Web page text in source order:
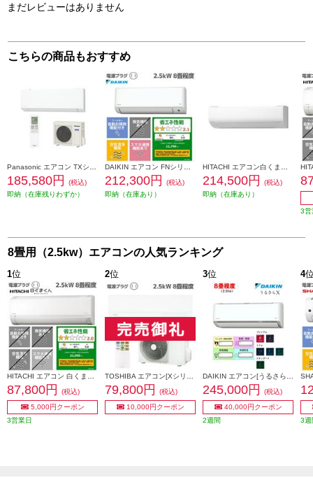
まだレビューはありません
こちらの商品もおすすめ
185,580円
(税込)
即納（在庫残りわずか）
212,300円
(税込)
即納（在庫あり）
214,500円
(税込)
即納（在庫あり）
3営
8畳用（2.5kw）エアコンの人気ランキング
1位
87,800円
(税込)
5,000円クーポン
3営業日
2位
79,800円
(税込)
10,000円クーポン
3位
245,000円
(税込)
40,000円クーポン
2週間
4
3週